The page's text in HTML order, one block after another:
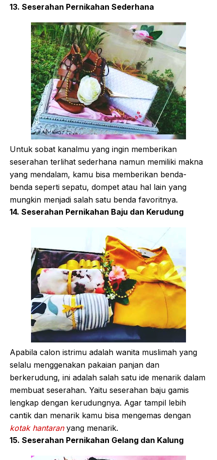
13. Seserahan Pernikahan Sederhana
Untuk sobat kanalmu yang ingin memberikan
seserahan terlihat sederhana namun memiliki makna
yang mendalam, kamu bisa memberikan benda-
benda seperti sepatu, dompet atau hal lain yang
mungkin menjadi salah satu benda favoritnya.
14. Seserahan Pernikahan Baju dan Kerudung
Apabila calon istrimu adalah wanita muslimah yang
selalu menggenakan pakaian panjan dan
berkerudung, ini adalah salah satu ide menarik dalam
membuat seserahan. Yaitu seserahan baju gamis
lengkap dengan kerudungnya. Agar tampil lebih
cantik dan menarik kamu bisa mengemas dengan
kotak hantaranyang menarik.
15. Seserahan Pernikahan Gelang dan Kalung